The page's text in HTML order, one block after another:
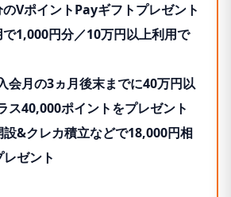
VポイントPayギフトプレゼント
で1,000円分／10万円以上利用で
月の3ヵ月後末までに40万円以
ス40,000ポイントをプレゼント
&クレカ積立などで18,000円相
ゼント